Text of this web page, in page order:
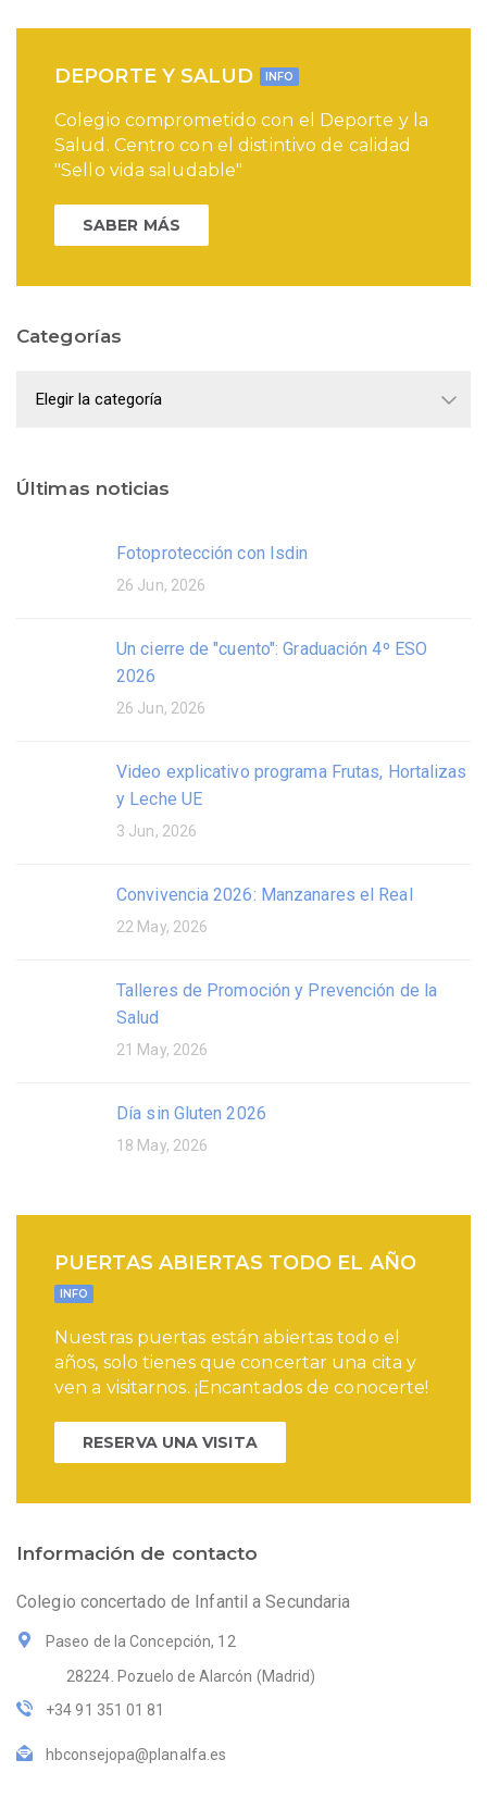
DEPORTE Y SALUD INFO
Colegio comprometido con el Deporte y la
Salud. Centro con el distintivo de calidad
"Sello vida saludable"
SABER MÁS
Categorías
Últimas noticias
Fotoprotección con Isdin
26 Jun, 2026
Un cierre de "cuento": Graduación 4º ESO
2026
26 Jun, 2026
Video explicativo programa Frutas, Hortalizas
y Leche UE
3 Jun, 2026
Convivencia 2026: Manzanares el Real
22 May, 2026
Talleres de Promoción y Prevención de la
Salud
21 May, 2026
Día sin Gluten 2026
18 May, 2026
PUERTAS ABIERTAS TODO EL AÑO
INFO
Nuestras puertas están abiertas todo el
años, solo tienes que concertar una cita y
ven a visitarnos. ¡Encantados de conocerte!
RESERVA UNA VISITA
Información de contacto
Colegio concertado de Infantil a Secundaria
Paseo de la Concepción, 12
28224. Pozuelo de Alarcón (Madrid)
+34 91 351 01 81
hbconsejopa@planalfa.es